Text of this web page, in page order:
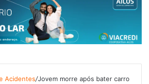
Acidentes/Jovem morre após bater carro